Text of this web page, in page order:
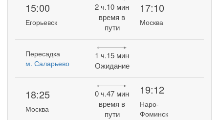
15:00
Егорьевск
2 ч.10 мин
время в
пути
17:10
Москва
Пересадка
м. Саларьево
1 ч.15 мин
Ожидание
18:25
Москва
0 ч.47 мин
время в
пути
19:12
Наро-
Фоминск